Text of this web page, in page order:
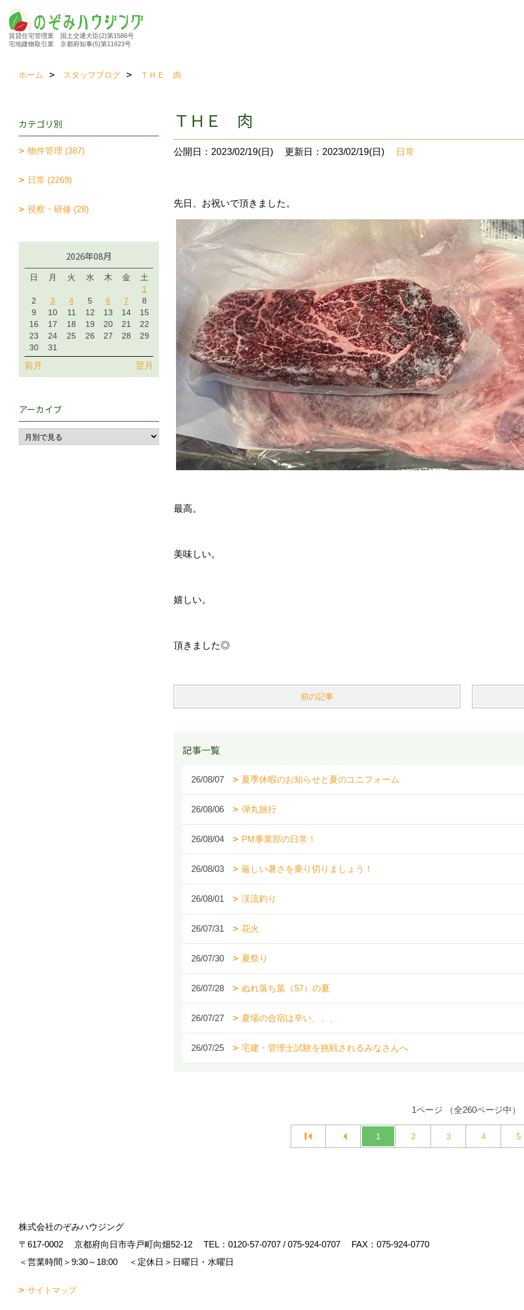
賃貸住宅管理業 国土交通大臣(2)第1586号
宅地建物取引業 京都府知事(5)第11623号
ホーム スタッフブログ ＴＨＥ 肉
ＴＨＥ 肉
公開日：2023/02/19(日) 更新日：2023/02/19(日) 日常
先日、お祝いで頂きました。
最高。
美味しい。
嬉しい。
頂きました◎
前の記事
記事一覧
26/08/07 夏季休暇のお知らせと夏のユニフォーム
26/08/06 弾丸旅行
26/08/04 PM事業部の日常！
26/08/03 厳しい暑さを乗り切りましょう！
26/08/01 渓流釣り
26/07/31 花火
26/07/30 夏祭り
26/07/28 ぬれ落ち葉（57）の夏
26/07/27 夏場の合宿は辛い、、、
26/07/25 宅建・管理士試験を挑戦されるみなさんへ
1ページ （全260ページ中）
1 2 3 4 5
カテゴリ別
物件管理 (387)
日常 (2269)
視察・研修 (28)
2026年08月
日 月 火 水 木 金
土
1
2
3 4 5 6 7
8
9
10 11 12 13 14
15
16
17 18 19 20 21
22
23
24 25 26 27 28
29
30
31
前月 翌月
アーカイブ
株式会社のぞみハウジング
〒617-0002
京都府向日市寺戸町向畑52-12 TEL： 0120-57-0707 / 075-924-0707
FAX：075-924-0770
＜営業時間＞9:30～18:00
＜定休日＞日曜日・水曜日
サイトマップ